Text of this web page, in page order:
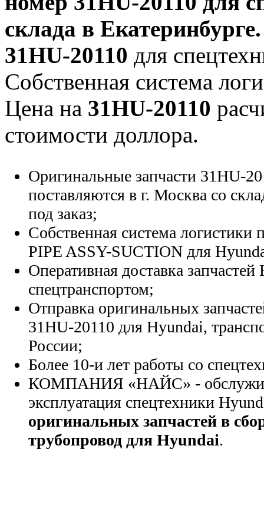
склада в Екатеринбурге.
31HU-20110 для
Собственная система
Цена на 31HU-20110
стоимости доллора.
Оригинальные запчасти 31HU-
поставляются в г. Москва со
под заказ;
Собственная система логистики
PIPE ASSY-SUCTION для
Оперативная доставка
спецтранспортом;
Отправка оригинальных
31HU-20110 для Hyundai,
России;
Более 10-и лет работы со
КОМПАНИЯ «НАЙС» -
эксплуатация спецтехники
оригинальных запчастей в
трубопровод для Hyundai.